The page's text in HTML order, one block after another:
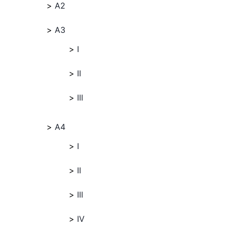
A2
A3
I
II
III
A4
I
II
III
IV